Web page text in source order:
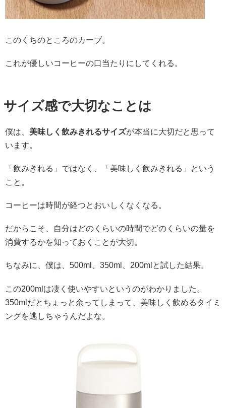
このくちのところのカーブ。
これが優しいコーヒーの口当たりにしてくれる。
サイズ感で大切なことは
僕は、 美味しく飲みきれるサイズが本当に大切だと思って
います。
「飲みきれる」ではなく、「美味しく飲みきれる」という
こと。
コーヒーは時間が経つとおいしくなくなる。
だからこそ、自分はどのくらいの時間でどのくらいの量を
消費するかを知っておくことが大切。
ちなみに、僕は、500ml、350ml、200mlと試した結果。
この200mlは凄く使いやすいというのがわかりました。
350mlだとちょっと余ってしまって、美味しく飲めるタイミ
ングを逃しちゃうんだよな。